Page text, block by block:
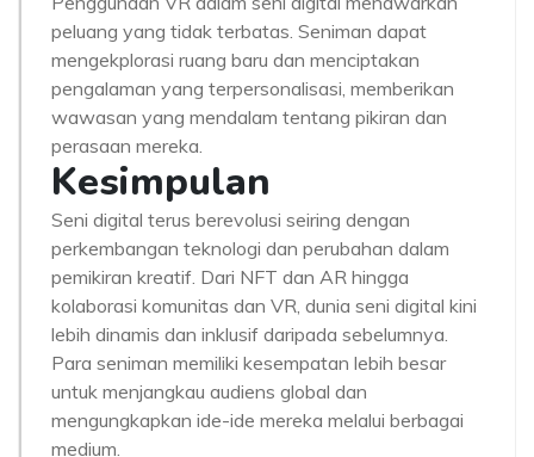
peluang yang tidak terbatas. Seniman dapat
mengekplorasi ruang baru dan menciptakan
pengalaman yang terpersonalisasi, memberikan
wawasan yang mendalam tentang pikiran dan
perasaan mereka.
Kesimpulan
Seni digital terus berevolusi seiring dengan
perkembangan teknologi dan perubahan dalam
pemikiran kreatif. Dari NFT dan AR hingga
kolaborasi komunitas dan VR, dunia seni digital kini
lebih dinamis dan inklusif daripada sebelumnya.
Para seniman memiliki kesempatan lebih besar
untuk menjangkau audiens global dan
mengungkapkan ide-ide mereka melalui berbagai
medium.